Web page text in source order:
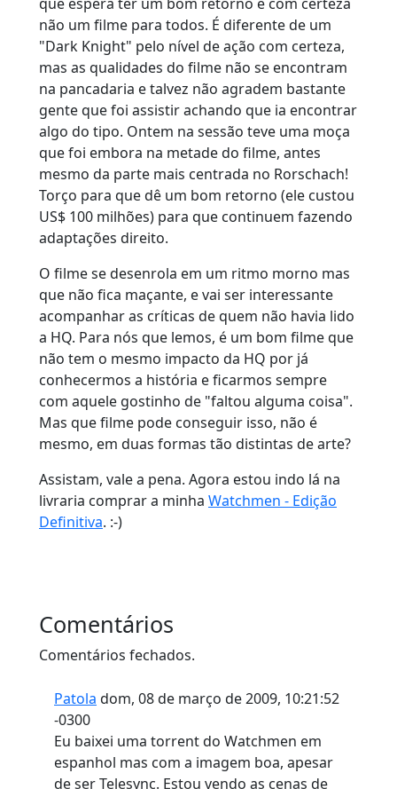
não um filme para todos. É diferente de um
"Dark Knight" pelo nível de ação com certeza,
mas as qualidades do filme não se encontram
na pancadaria e talvez não agradem bastante
gente que foi assistir achando que ia encontrar
algo do tipo. Ontem na sessão teve uma moça
que foi embora na metade do filme, antes
mesmo da parte mais centrada no Rorschach!
Torço para que dê um bom retorno (ele custou
US$ 100 milhões) para que continuem fazendo
adaptações direito.
O filme se desenrola em um ritmo morno mas
que não fica maçante, e vai ser interessante
acompanhar as críticas de quem não havia lido
a HQ. Para nós que lemos, é um bom filme que
não tem o mesmo impacto da HQ por já
conhecermos a história e ficarmos sempre
com aquele gostinho de "faltou alguma coisa".
Mas que filme pode conseguir isso, não é
mesmo, em duas formas tão distintas de arte?
Assistam, vale a pena. Agora estou indo lá na
livraria comprar a minha Watchmen - Edição
Definitiva. :-)
Comentários
Comentários fechados.
Patola dom, 08 de março de 2009, 10:21:52
-0300
Eu baixei uma torrent do Watchmen em
espanhol mas com a imagem boa, apesar
de ser Telesync. Estou vendo as cenas de